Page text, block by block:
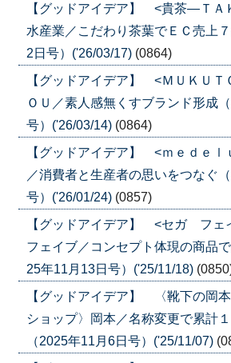
【グッドアイデア】 <貴茶―Ｔ
水産業／こだわり茶葉でＥＣ売上
2日号）('26/03/17) (0864)
【グッドアイデア】 <ＭＵＫＵ
ＯＵ／素人感無くすブランド形成
号）('26/03/14) (0864)
【グッドアイデア】 <ｍｅｄｅ
／消費者と生産者の思いをつなぐ
号）('26/01/24) (0857)
【グッドアイデア】 <セガ フ
フェイブ／コンセプト体現の商品
25年11月13日号）('25/11/18)
【グッドアイデア】 〈靴下の岡
ショップ〉岡本／名称変更で累計
（2025年11月6日号）('25/11/07)